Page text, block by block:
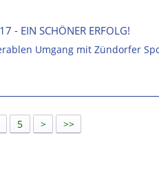
- EIN SCHÖNER ERFOLG!
Umgang mit Zündorfer
5 > >>